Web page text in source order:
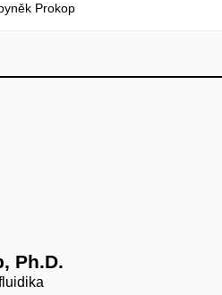
Prokop
Ph.D.